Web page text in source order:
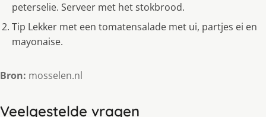
peterselie. Serveer met het stokbrood.
Tip Lekker met een tomatensalade met ui, partjes ei en
mayonaise.
Bron: mosselen.nl
Veelgestelde vragen